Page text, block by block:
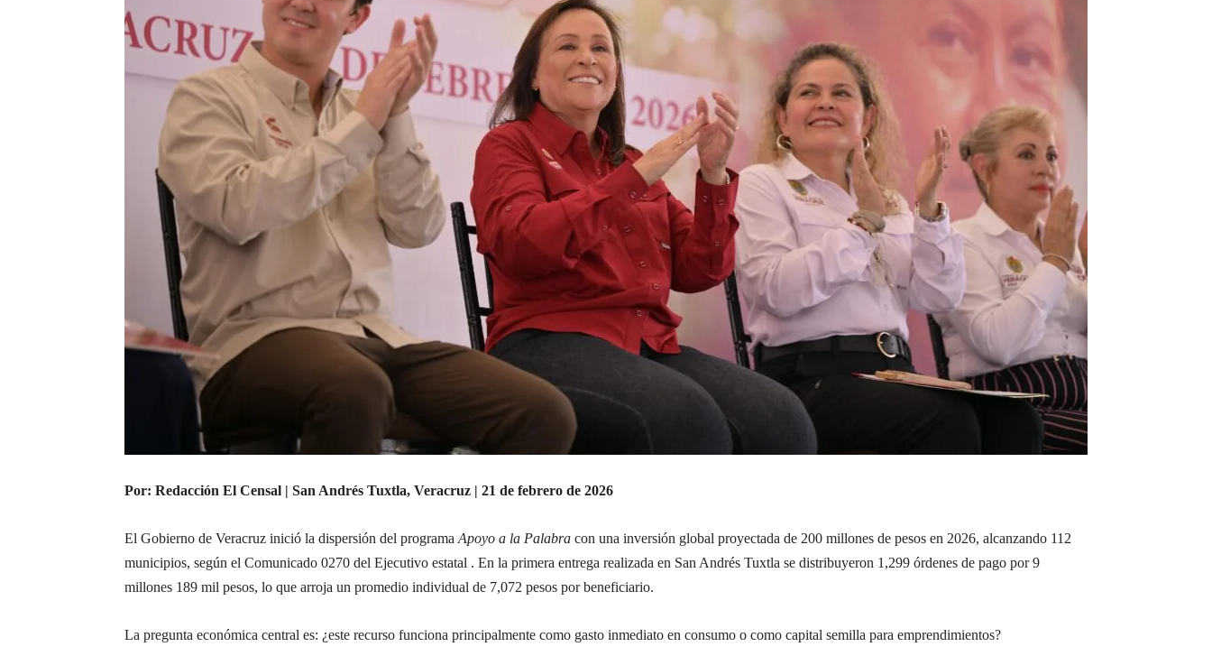
Por: Redacción El Censal | San Andrés Tuxtla, Veracruz | 21 de febrero de 2026
El Gobierno de Veracruz inició la dispersión del programa Apoyo a la Palabra con una inversión global proyectada de 200 millones de pesos en 2026, alcanzando 112
municipios, según el Comunicado 0270 del Ejecutivo estatal . En la primera entrega realizada en San Andrés Tuxtla se distribuyeron 1,299 órdenes de pago por 9
millones 189 mil pesos, lo que arroja un promedio individual de 7,072 pesos por beneficiario.
La pregunta económica central es: ¿este recurso funciona principalmente como gasto inmediato en consumo o como capital semilla para emprendimientos?